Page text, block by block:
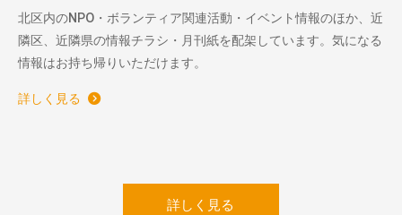
北区内のNPO・ボランティア関連活動・イベント情報のほか、近
隣区、近隣県の情報チラシ・月刊紙を配架しています。気になる
情報はお持ち帰りいただけます。
詳しく見る
詳しく見る